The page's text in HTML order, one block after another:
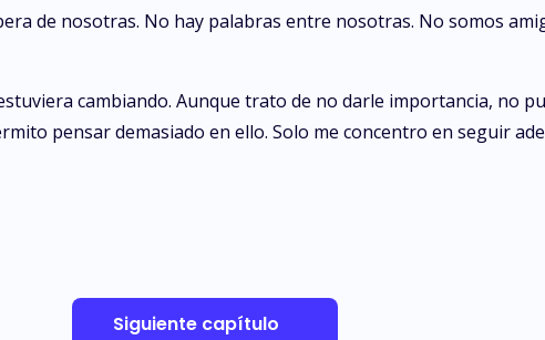
de nosotras. No hay palabras entre nosotras. No somos
cambiando. Aunque trato de no darle importancia, no
pensar demasiado en ello. Solo me concentro en seguir
Siguiente capítulo